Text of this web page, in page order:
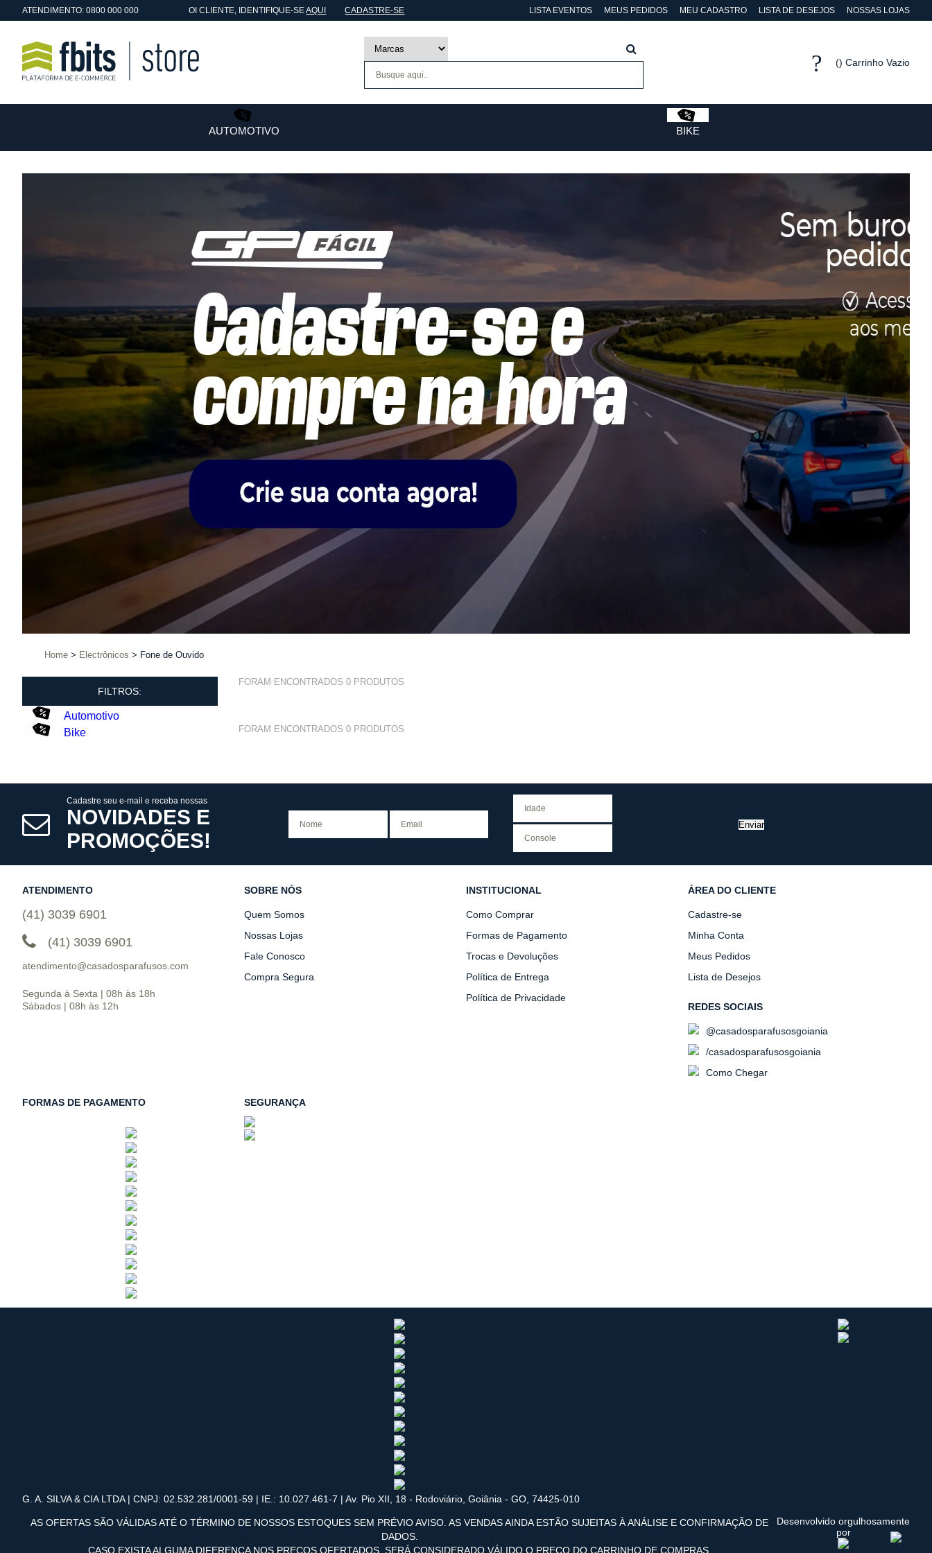
ATENDIMENTO: 0800 000 000 OICLIENTE, IDENTIFIQUE-SEAQUI CADASTRE-SE LISTA EVENTOS MEUS PEDIDOS MEU CADASTRO LISTA DE DESEJOS NOSSAS LOJAS
Carrinho Vazio
AUTOMOTIVO BIKE
Home Electrônicos Fone de Ouvido
FILTROS:
Automotivo
Bike
FORAM ENCONTRADOS 0PRODUTOS
FORAM ENCONTRADOS 0PRODUTOS
Cadastre seu e-mail e receba nossas
NOVIDADES E
PROMOÇÕES!
Enviar
ATENDIMENTO
(41) 3039 6901
(41) 3039 6901
atendimento@casadosparafusos.com
Segunda à Sexta | 08h às 18h
Sábados | 08h às 12h
SOBRE NÓS
Quem Somos
Nossas Lojas
Fale Conosco
Compra Segura
INSTITUCIONAL
Como Comprar
Formas de Pagamento
Trocas e Devoluções
Política de Entrega
Política de Privacidade
ÁREA DO CLIENTE
Cadastre-se
Minha Conta
Meus Pedidos
Lista de Desejos
REDES SOCIAIS
@casadosparafusosgoiania
/casadosparafusosgoiania
Como Chegar
FORMAS DE PAGAMENTO SEGURANÇA
G. A. SILVA & CIA LTDA | CNPJ: 02.532.281/0001-59 | IE.: 10.027.461-7 | Av. Pio XII, 18 - Rodoviário, Goiânia - GO, 74425-010
AS OFERTAS SÃO VÁLIDAS ATÉ O TÉRMINO DE NOSSOS ESTOQUES SEM PRÉVIO AVISO. AS VENDAS AINDA ESTÃO SUJEITAS À ANÁLISE E CONFIRMAÇÃO DE
DADOS.
CASO EXISTA ALGUMA DIFERENÇA NOS PREÇOS OFERTADOS, SERÁ CONSIDERADO VÁLIDO O PREÇO DO CARRINHO DE COMPRAS.
Desenvolvido orgulhosamente
por